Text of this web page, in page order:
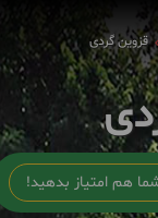
قزوین گردی
هم امتیاز بدهید!